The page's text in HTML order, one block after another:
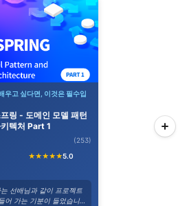
우고 싶다면, 이것은 필수입
링 - 도메인 모델 패턴
텍처 Part 1
★★★★★5.0
(253)
선배님과 같이 프로젝트
어 가는 기분이 들었습니